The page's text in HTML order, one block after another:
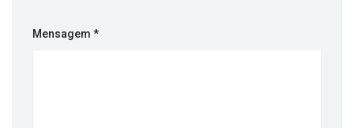
Mensagem *